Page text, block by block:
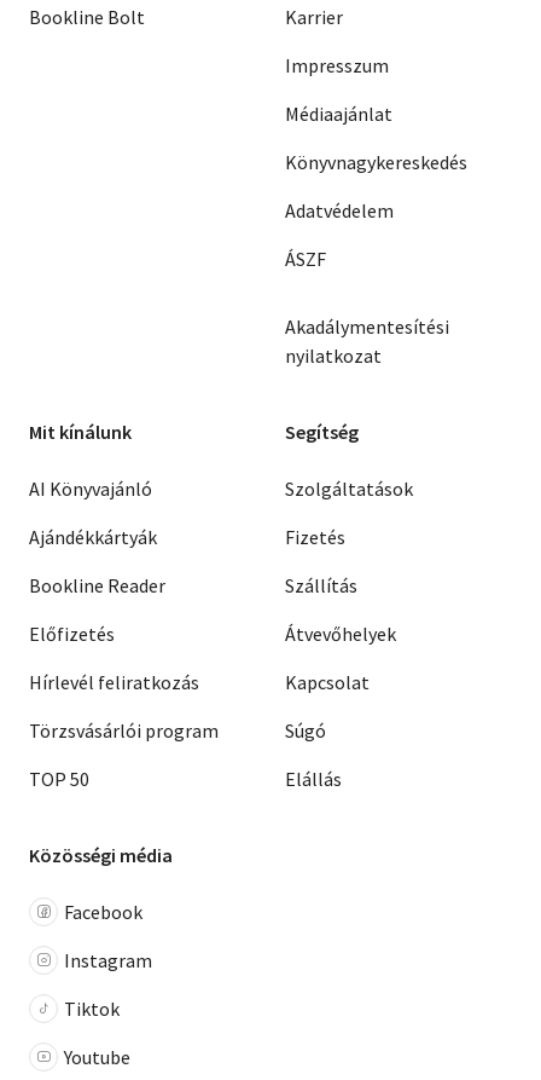
Bookline Bolt
Karrier
Impresszum
Médiaajánlat
Könyvnagykereskedés
Adatvédelem
ÁSZF
Akadálymentesítési
nyilatkozat
Mit kínálunk
AI Könyvajánló
Ajándékkártyák
Bookline Reader
Előfizetés
Hírlevél feliratkozás
Törzsvásárlói program
TOP 50
Segítség
Szolgáltatások
Fizetés
Szállítás
Átvevőhelyek
Kapcsolat
Súgó
Elállás
Közösségi média
Facebook
Instagram
Tiktok
Youtube